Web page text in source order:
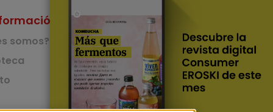
somos?
Nuestras Apps
App de recetas
App del Camino de